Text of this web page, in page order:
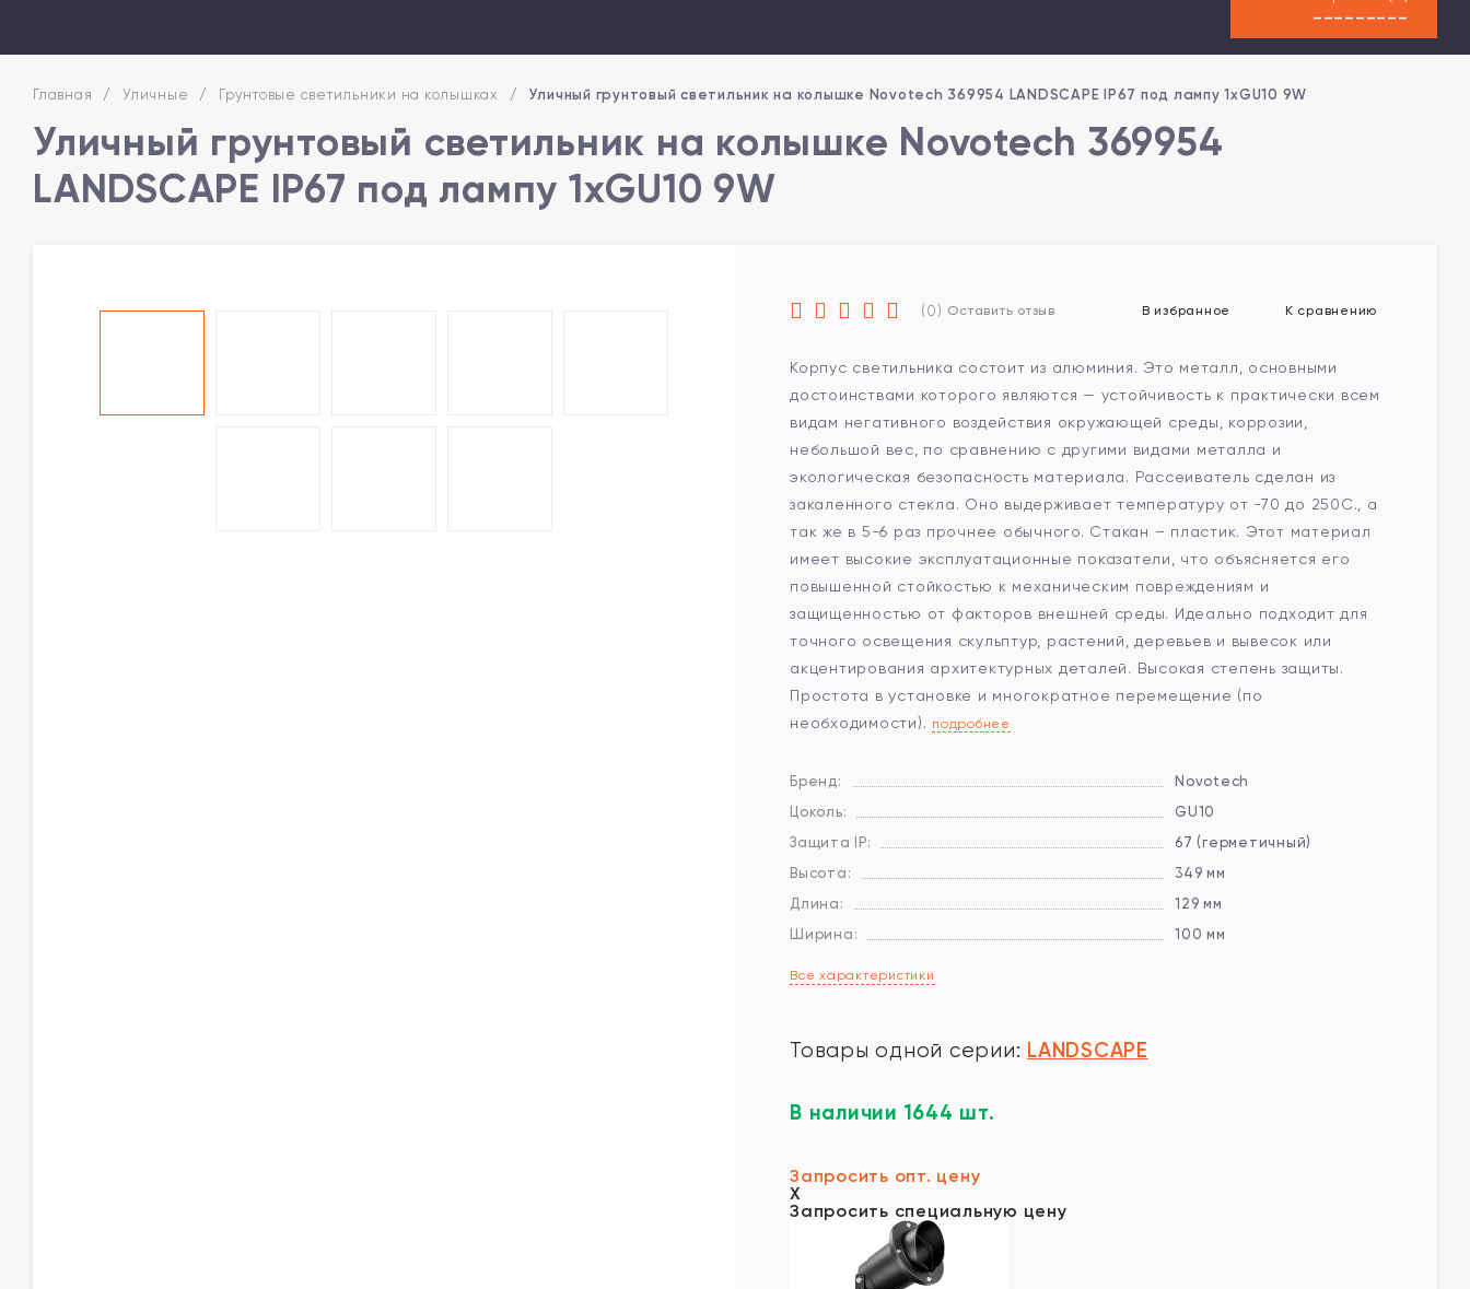
---------
Главная / Уличные / Грунтовые светильники на колышках / Уличный грунтовый светильник на колышке Novotech 369954 LANDSCAPE IP67 под лампу 1xGU10 9W
Уличный грунтовый светильник на колышке Novotech 369954
LANDSCAPE IP67 под лампу 1xGU10 9W
(0) Оставить отзыв В избранное К сравнению
Корпус светильника состоит из алюминия. Это металл, основными
достоинствами которого являются — устойчивость к практически всем
видам негативного воздействия окружающей среды, коррозии,
небольшой вес, по сравнению с другими видами металла и
экологическая безопасность материала. Рассеиватель сделан из
закаленного стекла. Оно выдерживает температуру от -70 до 250С., а
так же в 5-6 раз прочнее обычного. Стакан – пластик. Этот материал
имеет высокие эксплуатационные показатели, что объясняется его
повышенной стойкостью к механическим повреждениям и
защищенностью от факторов внешней среды. Идеально подходит для
точного освещения скульптур, растений, деревьев и вывесок или
акцентирования архитектурных деталей. Высокая степень защиты.
Простота в установке и многократное перемещение (по
необходимости). подробнее
Бренд:
Novotech
Цоколь:
GU10
Защита IP:
67 (герметичный)
Высота:
349 мм
Длина:
129 мм
Ширина:
100 мм
Все характеристики
Товары одной серии: LANDSCAPE
В наличии 1644 шт.
Запросить опт. цену
X
Запросить специальную цену